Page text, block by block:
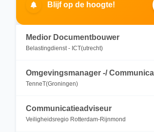
Blijf op de hoogte!
Medior Documentbouwer
Belastingdienst - ICT(utrecht)
Omgevingsmanager -/
TenneT(Groningen)
Communicatieadviseur
Veiligheidsregio Rotterdam-Rijnmond